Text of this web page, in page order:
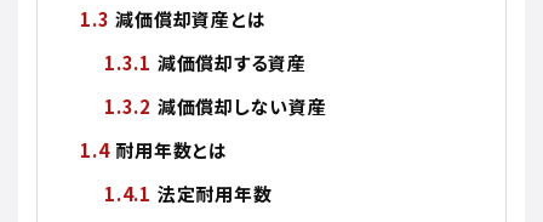
減価償却資産とは
減価償却する資産
減価償却しない資産
耐用年数とは
法定耐用年数